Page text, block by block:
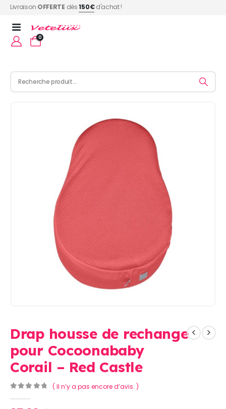
Livraison OFFERTE dès150€d'achat !
0
Drap housse de rechange
pour Cocoonababy
Corail – Red Castle
( Il n’y a pas encore d’avis. )